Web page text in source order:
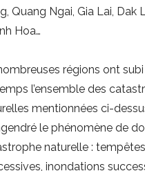
Quang Ngai, Gia Lai, Dak
Hoa…
régions ont
l’ensemble des
mentionnées ci-
le phénomène de
naturelle : tempêtes
inondations